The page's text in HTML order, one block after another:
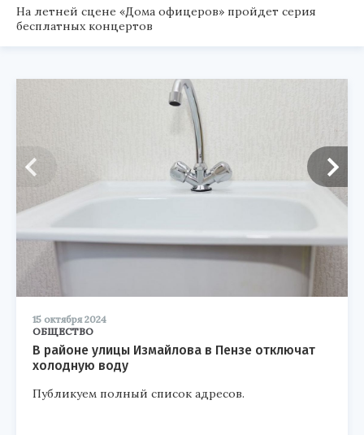
На летней сцене «Дома офицеров» пройдет серия
бесплатных концертов
15 октября 2024
ОБЩЕСТВО
В районе улицы Измайлова в Пензе отключат
холодную воду
Публикуем полный список адресов.